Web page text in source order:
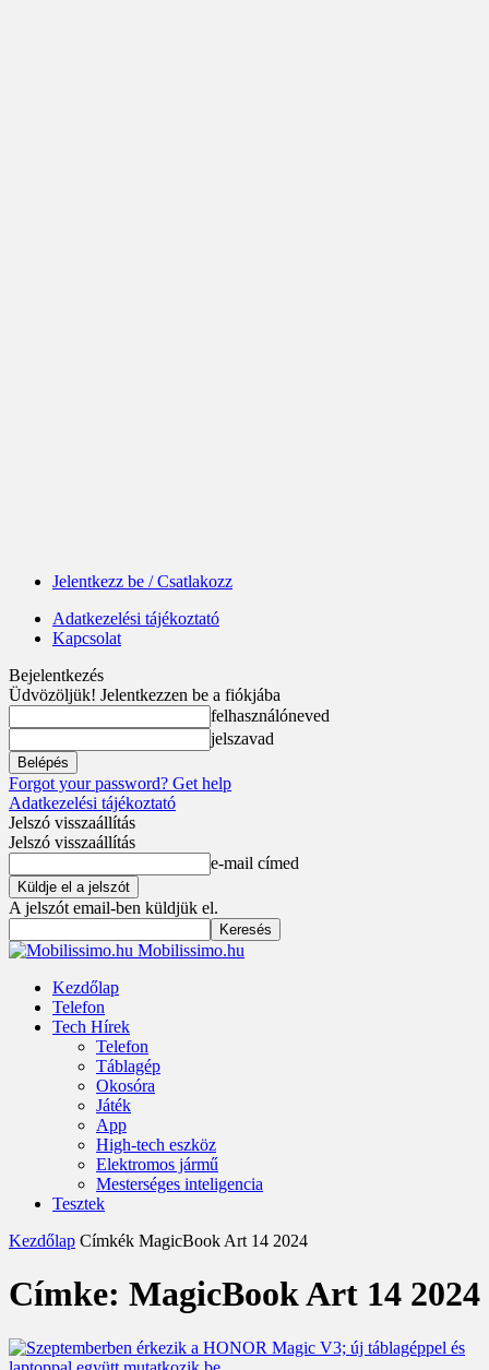
Jelentkezz be / Csatlakozz
Adatkezelési tájékoztató
Kapcsolat
Bejelentkezés
Üdvözöljük! Jelentkezzen be a fiókjába
felhasználóneved
jelszavad
Forgot your password? Get help
Adatkezelési tájékoztató
Jelszó visszaállítás
Jelszó visszaállítás
e-mail címed
A jelszót email-ben küldjük el.
Mobilissimo.hu
Kezdőlap
Telefon
Tech Hírek
Telefon
Táblagép
Okosóra
Játék
App
High-tech eszköz
Elektromos jármű
Mesterséges inteligencia
Tesztek
Kezdőlap Címkék MagicBook Art 14 2024
Címke: MagicBook Art 14 2024